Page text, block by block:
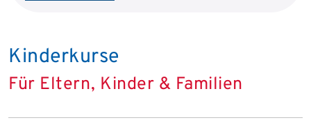
Kinderkurse
Für Eltern, Kinder & Familien